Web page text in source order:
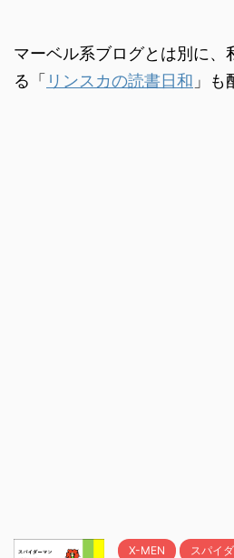
マーベル系ブログとは別に、
る「 リンスカの読書日和 」も
X-MEN スパイ